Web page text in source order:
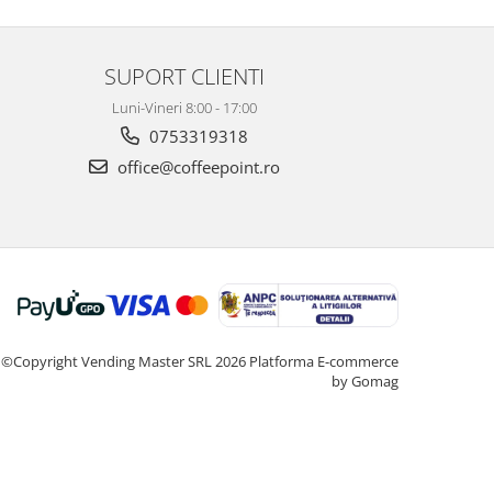
SUPORT CLIENTI
Luni-Vineri 8:00 - 17:00
0753319318
office@coffeepoint.ro
©Copyright Vending Master SRL 2026 Platforma E-commerce
by Gomag